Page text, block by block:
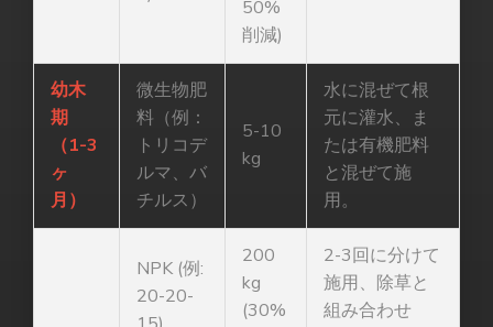
50%
削減)
幼木
期
（1-3
ヶ
月）
微生物肥
料（例：
トリコデ
ルマ、バ
チルス）
5-10
kg
水に混ぜて根
元に灌水、ま
たは有機肥料
と混ぜて施
用。
NPK (例:
20-20-
200
kg
(30%
2-3回に分けて
施用、除草と
組み合わせ